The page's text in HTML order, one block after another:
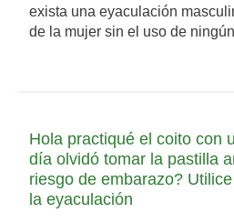
exista una eyaculación
de la mujer sin el uso de
Hola practiqué el coito con
día olvidó tomar la pastilla
riesgo de embarazo?
la eyaculación